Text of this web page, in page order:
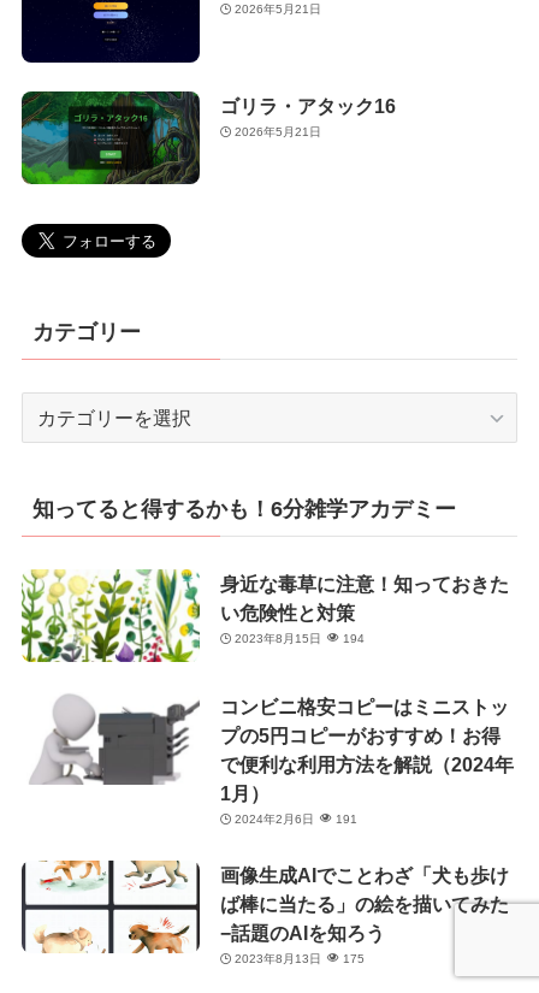
2026年5月21日
ゴリラ・アタック16
2026年5月21日
カテゴリー
リ
ー
知ってると得するかも！6分雑学アカデミー
身近な毒草に注意！知っておきた
い危険性と対策
2023年8月15日 194
コンビニ格安コピーはミニストッ
プの5円コピーがおすすめ！お得
で便利な利用方法を解説（2024年
1月）
2024年2月6日 191
画像生成AIでことわざ「犬も歩け
ば棒に当たる」の絵を描いてみた
−話題のAIを知ろう
2023年8月13日 175